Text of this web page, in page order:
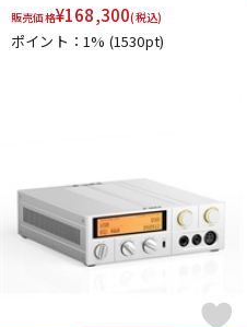
販売価格¥168,300(税込)
ポイント：1% (1530pt)